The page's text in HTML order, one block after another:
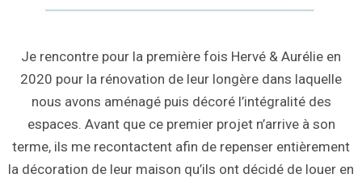
Je rencontre pour la première fois Hervé & Aurélie en
2020 pour la rénovation de leur longère dans laquelle
nous avons aménagé puis décoré l’intégralité des
espaces. Avant que ce premier projet n’arrive à son
terme, ils me recontactent afin de repenser entièrement
la décoration de leur maison qu’ils ont décidé de louer en